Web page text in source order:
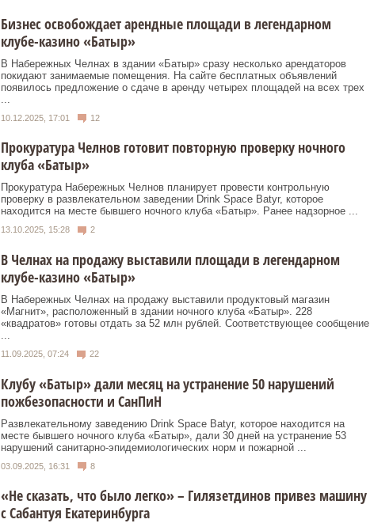
Бизнес освобождает арендные площади в легендарном
клубе-казино «Батыр»
В Набережных Челнах в здании «Батыр» сразу несколько арендаторов
покидают занимаемые помещения. На сайте бесплатных объявлений
появилось предложение о сдаче в аренду четырех площадей на всех трех
10.12.2025, 17:01 12
Прокуратура Челнов готовит повторную проверку ночного
клуба «Батыр»
Прокуратура Набережных Челнов планирует провести контрольную
проверку в развлекательном заведении Drink Space Batyr, которое
находится на месте бывшего ночного клуба «Батыр». Ранее надзорное ...
13.10.2025, 15:28 2
В Челнах на продажу выставили площади в легендарном
клубе-казино «Батыр»
В Набережных Челнах на продажу выставили продуктовый магазин
«Магнит», расположенный в здании ночного клуба «Батыр». 228
«квадратов» готовы отдать за 52 млн рублей. Соответствующее сообщение
...
11.09.2025, 07:24 22
Клубу «Батыр» дали месяц на устранение 50 нарушений
пожбезопасности и СанПиН
Развлекательному заведению Drink Space Batyr, которое находится на
месте бывшего ночного клуба «Батыр», дали 30 дней на устранение 53
нарушений санитарно-эпидемиологических норм и пожарной ...
03.09.2025, 16:31 8
«Не сказать, что было легко» – Гилязетдинов привез машину
с Сабантуя Екатеринбурга